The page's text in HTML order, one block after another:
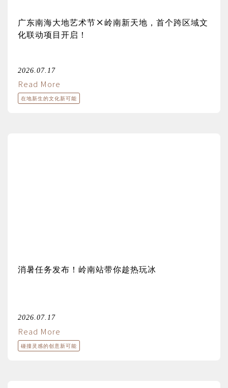
广东南海大地艺术节×岭南新天地，首个跨区域文
化联动项目开启！
2026.07.17
Read More
在地新生的文化新可能
消暑任务发布！岭南站带你趁热玩冰
2026.07.17
Read More
碰撞灵感的创意新可能